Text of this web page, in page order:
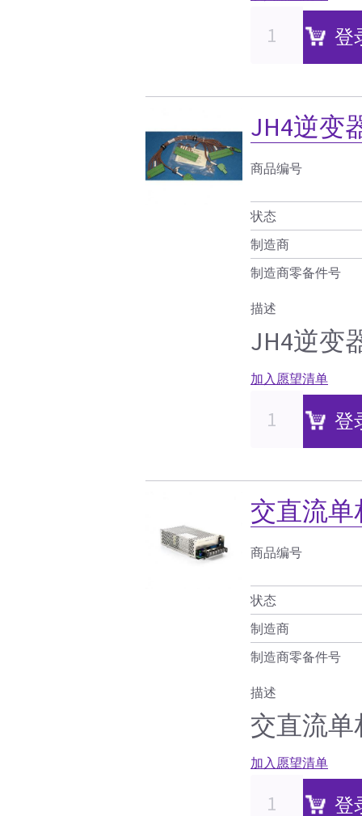
登
JH4逆变
商品编号
状态
制造商
制造商零备件号
描述
JH4逆变
加入愿望清单
登
交直流单
商品编号
状态
制造商
制造商零备件号
描述
交直流单
加入愿望清单
登